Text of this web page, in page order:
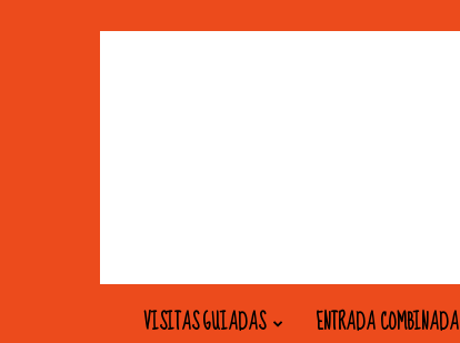
VISITAS GUIADAS ENTRADA COMBINADA